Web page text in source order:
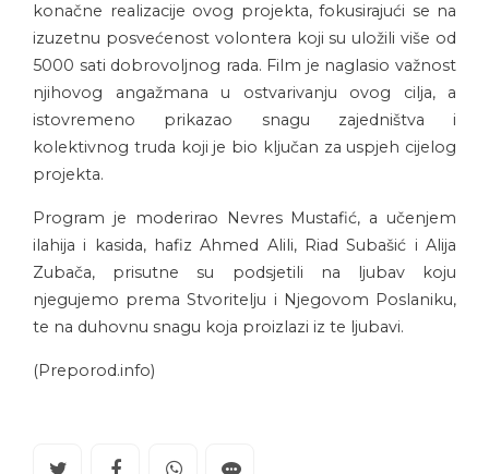
konačne realizacije ovog projekta, fokusirajući se na
izuzetnu posvećenost volontera koji su uložili više od
5000 sati dobrovoljnog rada. Film je naglasio važnost
njihovog angažmana u ostvarivanju ovog cilja, a
istovremeno prikazao snagu zajedništva i
kolektivnog truda koji je bio ključan za uspjeh cijelog
projekta.
Program je moderirao Nevres Mustafić, a učenjem
ilahija i kasida, hafiz Ahmed Alili, Riad Subašić i Alija
Zubača, prisutne su podsjetili na ljubav koju
njegujemo prema Stvoritelju i Njegovom Poslaniku,
te na duhovnu snagu koja proizlazi iz te ljubavi.
(Preporod.info)